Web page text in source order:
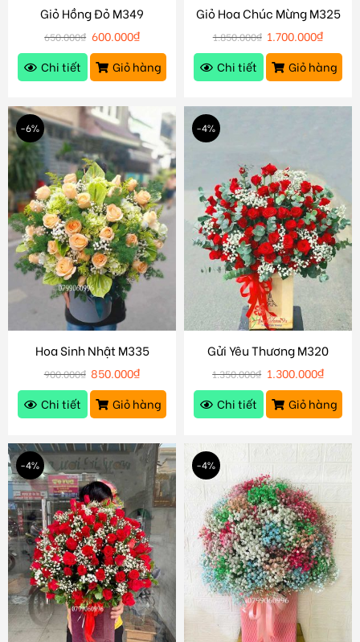
Giỏ Hồng Đỏ M349
650.000₫ 600.000₫
Chi tiết
Giỏ hàng
Giỏ Hoa Chúc Mừng M325
1.850.000₫ 1.700.000₫
Chi tiết
Giỏ hàng
-6%
Hoa Sinh Nhật M335
900.000₫ 850.000₫
Chi tiết
Giỏ hàng
-4%
Gửi Yêu Thương M320
1.350.000₫ 1.300.000₫
Chi tiết
Giỏ hàng
-4% -4%